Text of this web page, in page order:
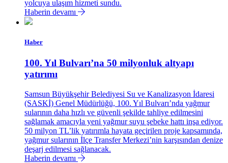
yolcuya ulaşım hizmeti sundu.
Haberin devamı
Haber
100. Yıl Bulvarı’na 50 milyonluk altyapı
yatırımı
Samsun Büyükşehir Belediyesi Su ve Kanalizasyon İdaresi
(SASKİ) Genel Müdürlüğü, 100. Yıl Bulvarı’nda yağmur
sularının daha hızlı ve güvenli şekilde tahliye edilmesini
sağlamak amacıyla yeni yağmur suyu şebeke hattı inşa ediyor.
50 milyon TL’lik yatırımla hayata geçirilen proje kapsamında,
yağmur sularının İlçe Transfer Merkezi’nin karşısından denize
deşarj edilmesi sağlanacak.
Haberin devamı